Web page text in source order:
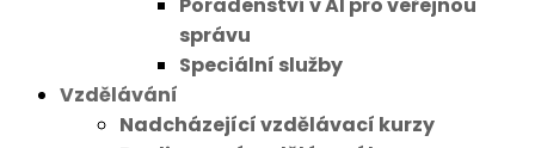
správu
Speciální služby
Vzdělávání
Nadcházející vzdělávací kurzy